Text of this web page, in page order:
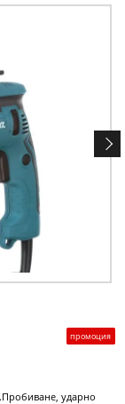
промоция
ударно